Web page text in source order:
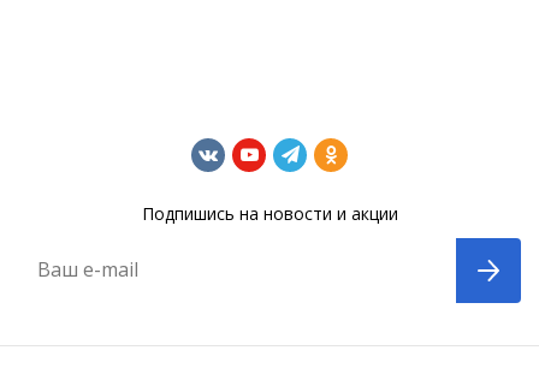
Подпишись на новости и акции
Ваш e-mail